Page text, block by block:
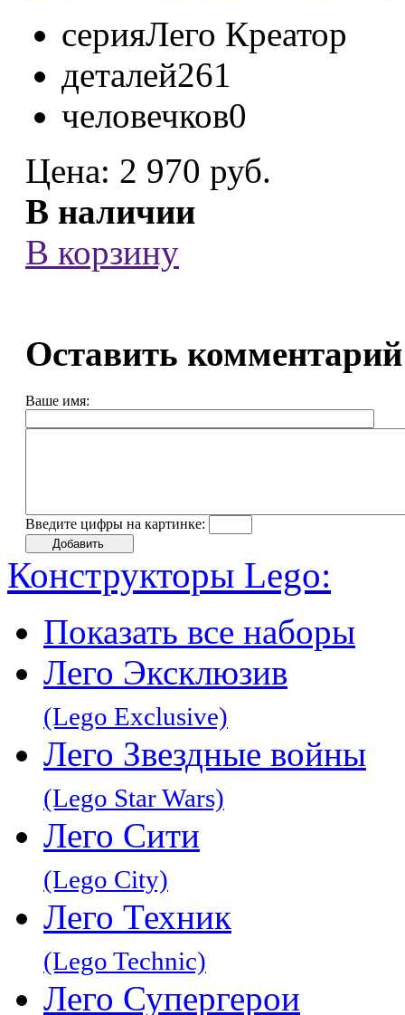
серияЛего Креатор
деталей261
человечков0
Цена: 2 970 руб.
В наличии
В корзину
Оставить
Ваше имя:
Введите цифры на картинке:
Конструкторы Lego:
Показать все наборы
Лего Эксклюзив
(Lego Exclusive)
Лего Звeздные войны
(Lego Star Wars)
Лего Сити
(Lego City)
Лего Техник
(Lego Technic)
Лего Супергерои